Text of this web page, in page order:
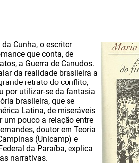
da Cunha, o escritor
que conta, de
a Guerra de Canudos.
da realidade brasileira a
retrato do conflito,
por utilizar-se da fantasia
brasileira, que se
Latina, de miseráveis
um pouco a relação entre
doutor em Teoria
(Unicamp) e
da Paraíba, explica
narrativas.